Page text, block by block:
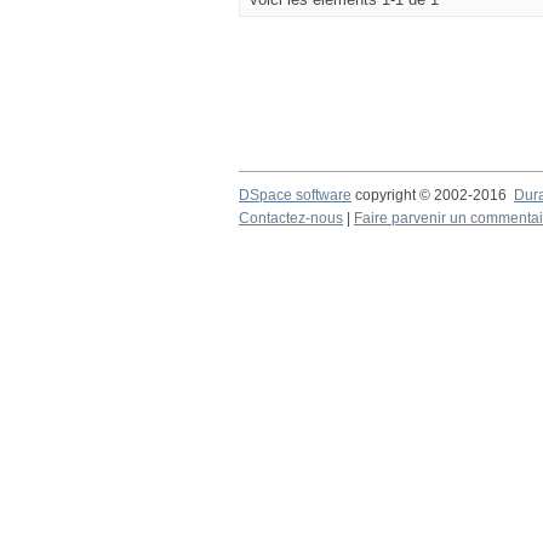
DSpace software copyright © 2002-2016
Contactez-nous
Faire parvenir un